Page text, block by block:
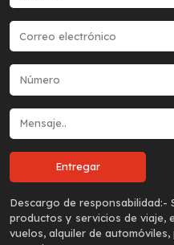
Descargo de responsabilidad:-
productos y servicios de viaje,
vuelos, alquiler de